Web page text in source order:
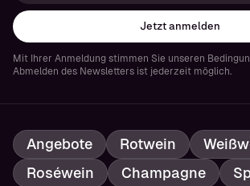
Jetzt anmelden
Mit Ihrer Anmeldung stimmen Sie unseren
Abmelden des Newsletters ist jederzeit möglich.
Angebote Rotwein
Roséwein
Champagne